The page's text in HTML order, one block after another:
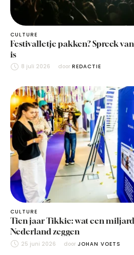
CULTURE
Festivalletje pakken? Spreek
is
8 juli 2026 door REDACTIE
CULTURE
Tien jaar Tikkie: wat een
Nederland zeggen
25 juni 2026 door JOHAN VOETS